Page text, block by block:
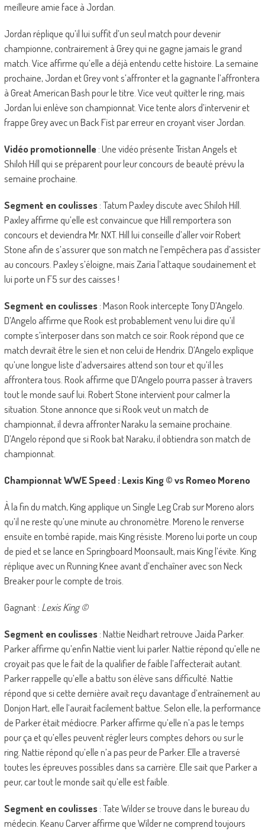
meilleure amie face à Jordan.
Jordan réplique qu’il lui suffit d’un seul match pour devenir
championne, contrairement à Grey qui ne gagne jamais le grand
match. Vice affirme qu’elle a déjà entendu cette histoire. La semaine
prochaine, Jordan et Grey vont s’affronter et la gagnante l’affrontera
à Great American Bash pour le titre. Vice veut quitter le ring, mais
Jordan lui enlève son championnat. Vice tente alors d’intervenir et
frappe Grey avec un Back Fist par erreur en croyant viser Jordan.
Vidéo promotionnelle: Une vidéo présente Tristan Angels et
Shiloh Hill qui se préparent pour leur concours de beauté prévu la
semaine prochaine.
Segment en coulisses: Tatum Paxley discute avec Shiloh Hill.
Paxley affirme qu’elle est convaincue que Hill remportera son
concours et deviendra Mr. NXT. Hill lui conseille d’aller voir Robert
Stone afin de s’assurer que son match ne l’empêchera pas d’assister
au concours. Paxley s’éloigne, mais Zaria l’attaque soudainement et
lui porte un F5 sur des caisses !
Segment en coulisses: Mason Rook intercepte Tony D’Angelo.
D’Angelo affirme que Rook est probablement venu lui dire qu’il
compte s’interposer dans son match ce soir. Rook répond que ce
match devrait être le sien et non celui de Hendrix. D’Angelo explique
qu’une longue liste d’adversaires attend son tour et qu’il les
affrontera tous. Rook affirme que D’Angelo pourra passer à travers
tout le monde sauf lui. Robert Stone intervient pour calmer la
situation. Stone annonce que si Rook veut un match de
championnat, il devra affronter Naraku la semaine prochaine.
D’Angelo répond que si Rook bat Naraku, il obtiendra son match de
championnat.
Championnat WWE Speed : Lexis King © vs Romeo Moreno
À la fin du match, King applique un Single Leg Crab sur Moreno alors
qu’il ne reste qu’une minute au chronomètre. Moreno le renverse
ensuite en tombé rapide, mais King résiste. Moreno lui porte un coup
de pied et se lance en Springboard Moonsault, mais King l’évite. King
réplique avec un Running Knee avant d’enchaîner avec son Neck
Breaker pour le compte de trois.
Gagnant : Lexis King ©
Segment en coulisses: Nattie Neidhart retrouve Jaida Parker.
Parker affirme qu’enfin Nattie vient lui parler. Nattie répond qu’elle ne
croyait pas que le fait de la qualifier de faible l’affecterait autant.
Parker rappelle qu’elle a battu son élève sans difficulté. Nattie
répond que si cette dernière avait reçu davantage d’entraînement au
Donjon Hart, elle l’aurait facilement battue. Selon elle, la performance
de Parker était médiocre. Parker affirme qu’elle n’a pas le temps
pour ça et qu’elles peuvent régler leurs comptes dehors ou sur le
ring. Nattie répond qu’elle n’a pas peur de Parker. Elle a traversé
toutes les épreuves possibles dans sa carrière. Elle sait que Parker a
peur, car tout le monde sait qu’elle est faible.
Segment en coulisses: Tate Wilder se trouve dans le bureau du
médecin. Keanu Carver affirme que Wilder ne comprend toujours